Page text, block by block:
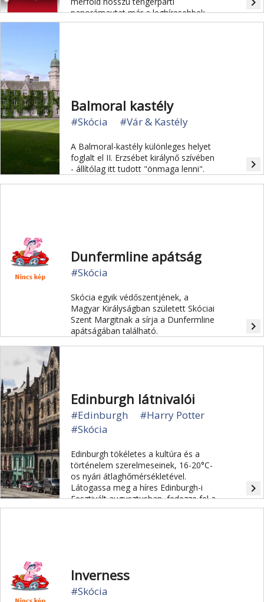
panorámautat már a leghíresebbek
között tartják számon.
Balmoral kastély
#Skócia #Vár & Kastély
A Balmoral-kastély különleges helyet
foglalt el II. Erzsébet királynő szívében
- állítólag itt tudott "önmaga lenni".
navigate_next
Dunfermline apátság
#Skócia
Skócia egyik védőszentjének, a
Magyar Királyságban született Skóciai
Szent Margitnak a sírja a Dunfermline
apátságában található.
navigate_next
Edinburgh látnivalói
#Edinburgh
#Harry Potter
#Skócia
Edinburgh tökéletes a kultúra és a
történelem szerelmeseinek, 16-20°C-
os nyári átlaghőmérsékletével.
Látogassa meg a híres Edinburgh-i
Fesztivált augusztusban, fedezze fel a
kastélyt, és kanyarogjon a buja kertek
navigate_next
Inverness
#Skócia